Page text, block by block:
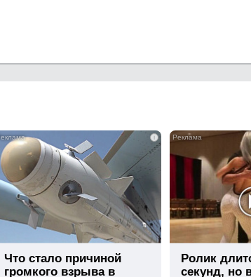
i
Что стало причиной
громкого взрыва в
Ролик
секунд, но